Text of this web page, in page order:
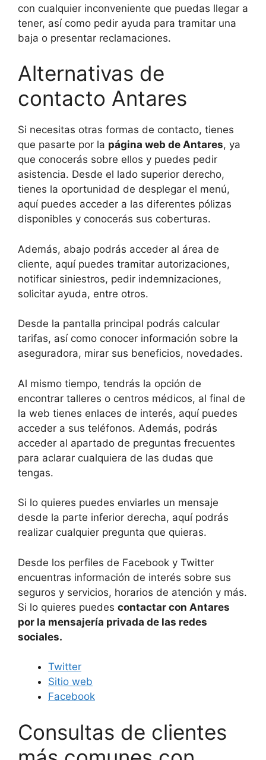
con cualquier inconveniente que puedas llegar a
tener, así como pedir ayuda para tramitar una
baja o presentar reclamaciones.
Alternativas de
contacto Antares
Si necesitas otras formas de contacto, tienes
que pasarte por la página web de Antares, ya
que conocerás sobre ellos y puedes pedir
asistencia. Desde el lado superior derecho,
tienes la oportunidad de desplegar el menú,
aquí puedes acceder a las diferentes pólizas
disponibles y conocerás sus coberturas.
Además, abajo podrás acceder al área de
cliente, aquí puedes tramitar autorizaciones,
notificar siniestros, pedir indemnizaciones,
solicitar ayuda, entre otros.
Desde la pantalla principal podrás calcular
tarifas, así como conocer información sobre la
aseguradora, mirar sus beneficios, novedades.
Al mismo tiempo, tendrás la opción de
encontrar talleres o centros médicos, al final de
la web tienes enlaces de interés, aquí puedes
acceder a sus teléfonos. Además, podrás
acceder al apartado de preguntas frecuentes
para aclarar cualquiera de las dudas que
tengas.
Si lo quieres puedes enviarles un mensaje
desde la parte inferior derecha, aquí podrás
realizar cualquier pregunta que quieras.
Desde los perfiles de Facebook y Twitter
encuentras información de interés sobre sus
seguros y servicios, horarios de atención y más.
Si lo quieres puedes contactar con Antares
por la mensajería privada de las redes
sociales.
Twitter
Sitio web
Facebook
Consultas de clientes